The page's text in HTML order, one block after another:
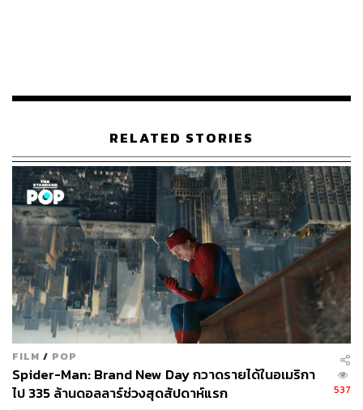
ยังเป็นบุคคลสำคัญในการชักชวน Spider-Woman ทั้ง 3 คน
มาร่วมทีมกันเพื่อหยุดยั้ง Charlotte Witter หลานสาวของตัว
เองที่ถูก Doctor Octopus คอยบงการ
RELATED STORIES
FILM / POP
Spider-Man: Brand New Day กวาดรายได้ในอเมริกา
ไป 335 ล้านดอลลาร์ช่วงสุดสัปดาห์แรก
537